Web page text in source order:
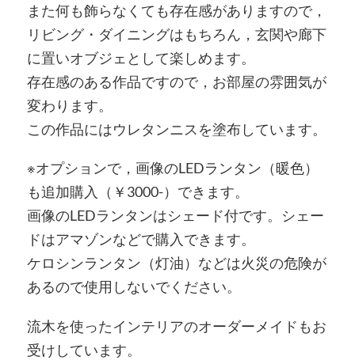
また何も飾らなくても存在感がありますので，
リビング・ダイニングはもちろん，玄関や廊下
に置いオブジェとして楽しめます。
存在感のある作品ですので，お部屋の雰囲気が
変わります。
この作品にはウレタンニスを塗布しています。
※オプションで，画像のLEDランタン（暖色）
も追加購入（￥3000-）できます。
画像のLEDランタンはシェード付です。シェー
ドはアマゾンなどで購入できます。
ケロシンランタン（灯油）などは火災の危険が
あるので使用しないでください。
流木を使ったインテリアのオーダーメイドもお
受けしています。